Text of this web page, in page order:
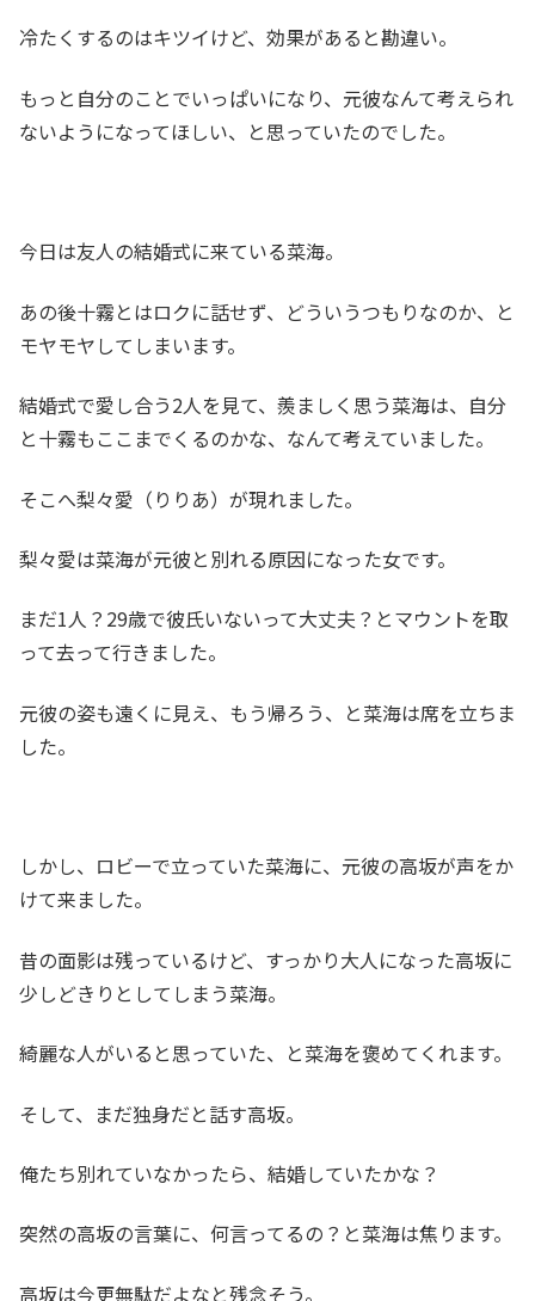
冷たくするのはキツイけど、効果があると勘違い。
もっと自分のことでいっぱいになり、元彼なんて考えられ
ないようになってほしい、と思っていたのでした。
今日は友人の結婚式に来ている菜海。
あの後十霧とはロクに話せず、どういうつもりなのか、と
モヤモヤしてしまいます。
結婚式で愛し合う2人を見て、羨ましく思う菜海は、自分
と十霧もここまでくるのかな、なんて考えていました。
そこへ梨々愛（りりあ）が現れました。
梨々愛は菜海が元彼と別れる原因になった女です。
まだ1人？29歳で彼氏いないって大丈夫？とマウントを取
って去って行きました。
元彼の姿も遠くに見え、もう帰ろう、と菜海は席を立ちま
した。
しかし、ロビーで立っていた菜海に、元彼の高坂が声をか
けて来ました。
昔の面影は残っているけど、すっかり大人になった高坂に
少しどきりとしてしまう菜海。
綺麗な人がいると思っていた、と菜海を褒めてくれます。
そして、まだ独身だと話す高坂。
俺たち別れていなかったら、結婚していたかな？
突然の高坂の言葉に、何言ってるの？と菜海は焦ります。
高坂は今更無駄だよなと残念そう。